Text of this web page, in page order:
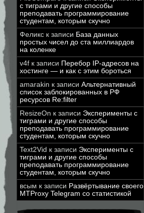
с тиграми и другие способы
преподавать программирование
студентам, которым скучно
Феликс к записи База данных
простых чисел до ста миллиардов
на коленке
v4f к записи Перебор IP-адресов на
хостинге — и как с этим бороться
amarakin к записи Альтернативный
список заблокированных в РФ
ресурсов Re:filter
ResizeOn к записи Эксперименты с
тиграми и другие способы
преподавать программирование
студентам, которым скучно
Text2Vid к записи Эксперименты с
тиграми и другие способы
преподавать программирование
студентам, которым скучно
всым к записи Развёртывание своего
MTProxy Telegram со статистикой